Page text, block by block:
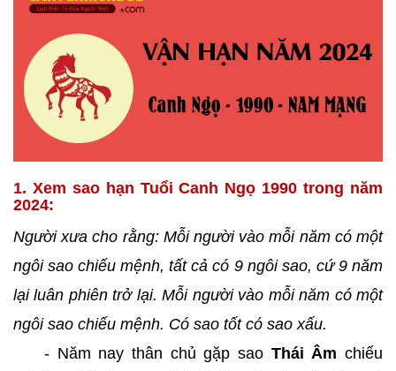
1. Xem sao hạn Tuổi Canh Ngọ 1990 trong năm
2024:
Người xưa cho rằng: Mỗi người vào mỗi năm có một
ngôi sao chiếu mệnh, tất cả có 9 ngôi sao, cứ 9 năm
lại luân phiên trở lại. Mỗi người vào mỗi năm có một
ngôi sao chiếu mệnh. Có sao tốt có sao xấu.
- Năm nay thân chủ gặp sao Thái Âm chiếu